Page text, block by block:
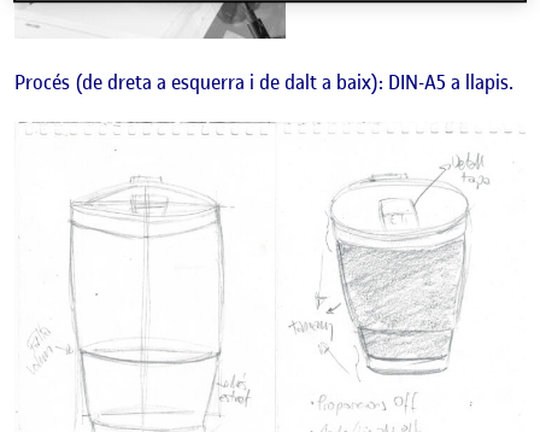
Procés (de dreta a esquerra i de dalt a baix): DIN-A5 a llapis.